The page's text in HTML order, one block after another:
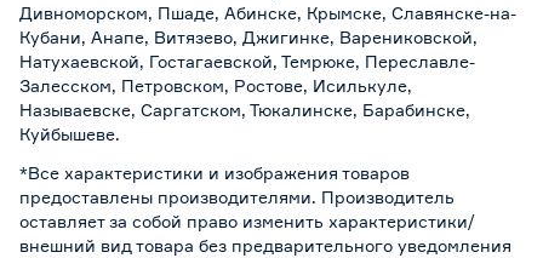
Дивноморском, Пшаде, Абинске, Крымске, Славянске-на-
Кубани, Анапе, Витязево, Джигинке, Варениковской,
Натухаевской, Гостагаевской, Темрюке, Переславле-
Залесском, Петровском, Ростове, Исилькуле,
Называевске, Саргатском, Тюкалинске, Барабинске,
Куйбышеве.
*Все характеристики и изображения товаров
предоставлены производителями. Производитель
оставляет за собой право изменить характеристики/
внешний вид товара без предварительного уведомления